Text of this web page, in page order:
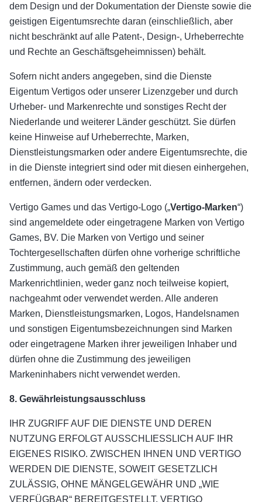
dem Design und der Dokumentation der Dienste sowie die
geistigen Eigentumsrechte daran (einschließlich, aber
nicht beschränkt auf alle Patent-, Design-, Urheberrechte
und Rechte an Geschäftsgeheimnissen) behält.
Sofern nicht anders angegeben, sind die Dienste
Eigentum Vertigos oder unserer Lizenzgeber und durch
Urheber- und Markenrechte und sonstiges Recht der
Niederlande und weiterer Länder geschützt. Sie dürfen
keine Hinweise auf Urheberrechte, Marken,
Dienstleistungsmarken oder andere Eigentumsrechte, die
in die Dienste integriert sind oder mit diesen einhergehen,
entfernen, ändern oder verdecken.
Vertigo Games und das Vertigo-Logo („Vertigo-Marken“)
sind angemeldete oder eingetragene Marken von Vertigo
Games, BV. Die Marken von Vertigo und seiner
Tochtergesellschaften dürfen ohne vorherige schriftliche
Zustimmung, auch gemäß den geltenden
Markenrichtlinien, weder ganz noch teilweise kopiert,
nachgeahmt oder verwendet werden. Alle anderen
Marken, Dienstleistungsmarken, Logos, Handelsnamen
und sonstigen Eigentumsbezeichnungen sind Marken
oder eingetragene Marken ihrer jeweiligen Inhaber und
dürfen ohne die Zustimmung des jeweiligen
Markeninhabers nicht verwendet werden.
8. Gewährleistungsausschluss
IHR ZUGRIFF AUF DIE DIENSTE UND DEREN
NUTZUNG ERFOLGT AUSSCHLIESSLICH AUF IHR
EIGENES RISIKO. ZWISCHEN IHNEN UND VERTIGO
WERDEN DIE DIENSTE, SOWEIT GESETZLICH
ZULÄSSIG, OHNE MÄNGELGEWÄHR UND „WIE
VERFÜGBAR“ BEREITGESTELLT. VERTIGO